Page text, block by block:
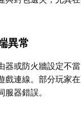
異常
器或防火牆設定不
戲連線。部分玩家
器錯誤。